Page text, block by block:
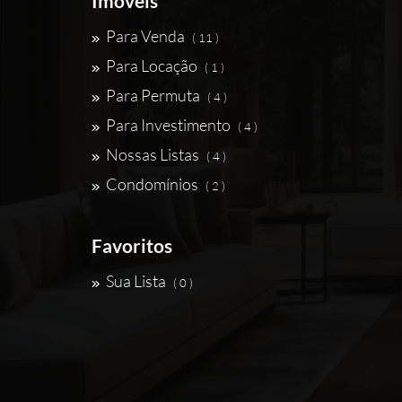
Para Venda ( 11 )
Para Locação ( 1 )
Para Permuta ( 4 )
Para Investimento ( 4 )
Nossas Listas ( 4 )
Condomínios ( 2 )
Favoritos
Sua Lista ( 0 )